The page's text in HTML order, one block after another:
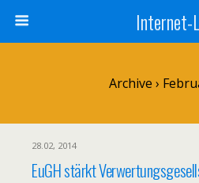
Internet-
Archive ›
28.02, 2014
EuGH stärkt